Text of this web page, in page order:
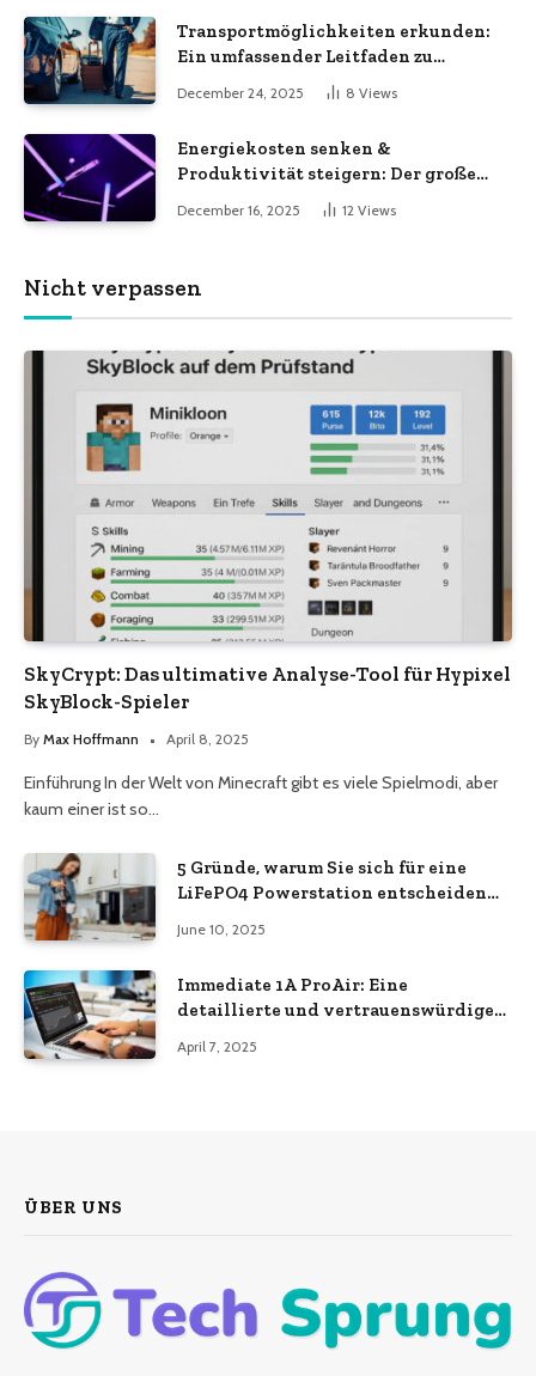
Transportmöglichkeiten erkunden:
Ein umfassender Leitfaden zu
Transportdienstleistungen
December 24, 2025 8 Views
Energiekosten senken &
Produktivität steigern: Der große
LED-Röhren-Guide für Unternehmen
December 16, 2025 12 Views
Nicht verpassen
SkyCrypt: Das ultimative Analyse-Tool für Hypixel
SkyBlock-Spieler
By Max Hoffmann April 8, 2025
Einführung In der Welt von Minecraft gibt es viele Spielmodi, aber
kaum einer ist so…
5 Gründe, warum Sie sich für eine
LiFePO4 Powerstation entscheiden
June 10, 2025
Immediate 1A ProAir: Eine
detaillierte und vertrauenswürdige
April 7, 2025
ÜBER UNS